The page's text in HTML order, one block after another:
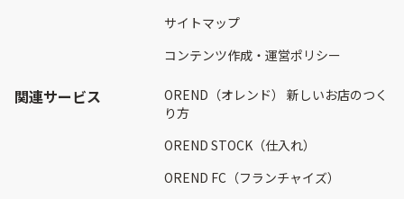
サイトマップ
コンテンツ作成・運営ポリシー
関連サービス
OREND（オレンド） 新しいお店のつく
り方
OREND STOCK（仕入れ）
OREND FC（フランチャイズ）